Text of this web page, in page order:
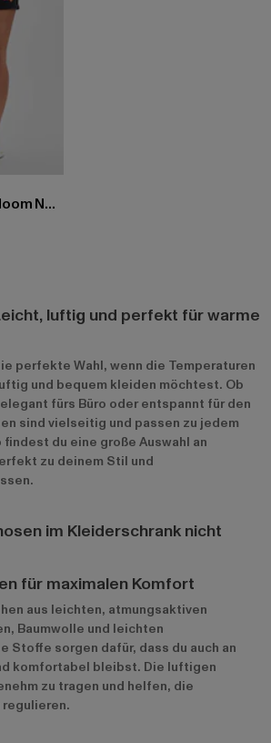
Essentials Super Bloom New
EUR 34,99 EUR
luftig und perfekt für warme
perfekte Wahl, wenn die Temperaturen
und bequem kleiden möchtest. Ob
fürs Büro oder entspannt für den
sind vielseitig und passen zu jedem
du eine große Auswahl an
zu deinem Stil und
im Kleiderschrank nicht
für maximalen Komfort
aus leichten, atmungsaktiven
Baumwolle und leichten
Stoffe sorgen dafür, dass du auch an
komfortabel bleibst. Die luftigen
zu tragen und helfen, die